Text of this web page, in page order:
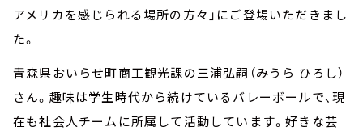
アメリカを感じられる場所の方々」にご登場いただきまし
た。
青森県おいらせ町商工観光課の三浦弘嗣（みうら ひろし）
さん。趣味は学生時代から続けているバレーボールで、現
在も社会人チームに所属して活動しています。好きな芸